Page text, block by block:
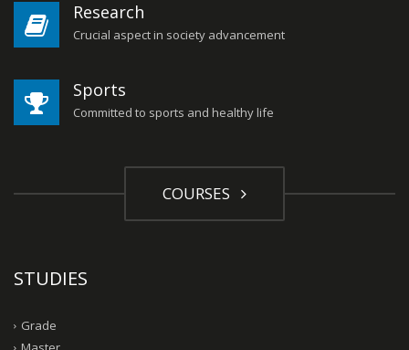
Research
Crucial aspect in society advancement
Sports
Committed to sports and healthy life
COURSES
STUDIES
Grade